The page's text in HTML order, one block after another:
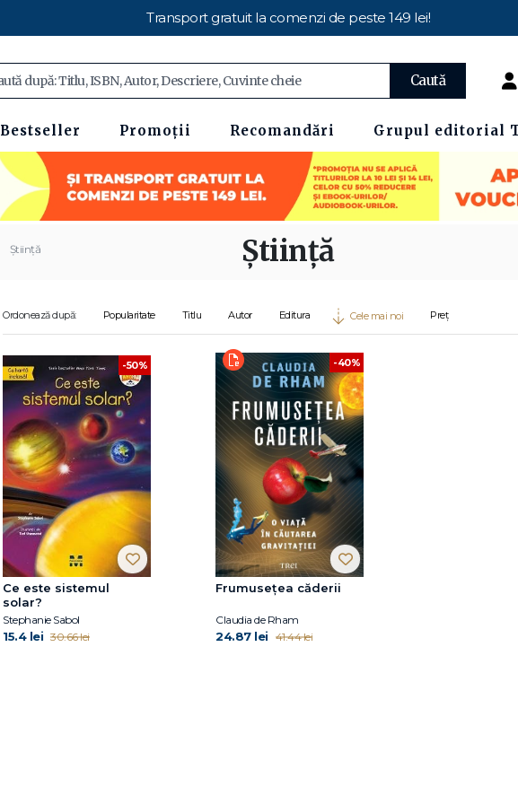
Transport gratuit la comenzi de peste 149 lei!
Caută
Bestseller Promoții Recomandări Grupul editorial
Știință Știință
Ordonează după: Popularitate Titlu Autor Editura Cele mai noi Preț
-50%
Ce este sistemul
solar?
Stephanie Sabol
15.4 lei 30.66 lei
-40%
Frumusețea căderii
Claudia de Rham
24.87 lei 41.44 lei